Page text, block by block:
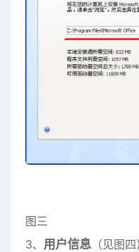
图三
3、 用户信息 （见图